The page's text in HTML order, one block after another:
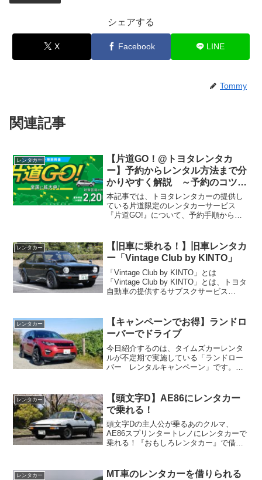
シェアする
X Facebook LINE
Tommy
関連記事
レンタカー
【片道GO！@トヨタレンタカ
ー】予約からレンタル方法まで分
かりやすく解説 ～予約のコツも
紹介！～
本記事では、トヨタレンタカーの提供し
ている片道限定のレンタカーサービス
『片道GO!』について、予約手順から実
的なレンタカーと同様。条件が合えば、
お得に移動ができちゃいま...
レンタカー
【旧車に乗れる！】旧車レンタカ
ー「Vintage Club by KINTO」
「Vintage Club by KINTO」とは
「Vintage Club by KINTO」とは、トヨタ
自動車の提供するサブスクサービス
気軽にもっと身近に」をテ...
レンタカー
【キャンペーンでお得】ランドロ
ーバーでドライブ
今日紹介するのは、タイムズカーレンタ
ルが不定期で実施している「ランドロー
バー レンタルキャンペーン」です。定
ーン経由で予約すると数千円～１万円代
で利用できてしまうのです...
レンタカー
【頭文字D】AE86にレンタカー
で乗れる！
頭文字Dの主人公が乗るあのクルマ、
AE86スプリンタートレノにレンタカーで
乗れる！『おもしろレンタカー』で借り
レンタカー
MT車のレンタカーを借りられる